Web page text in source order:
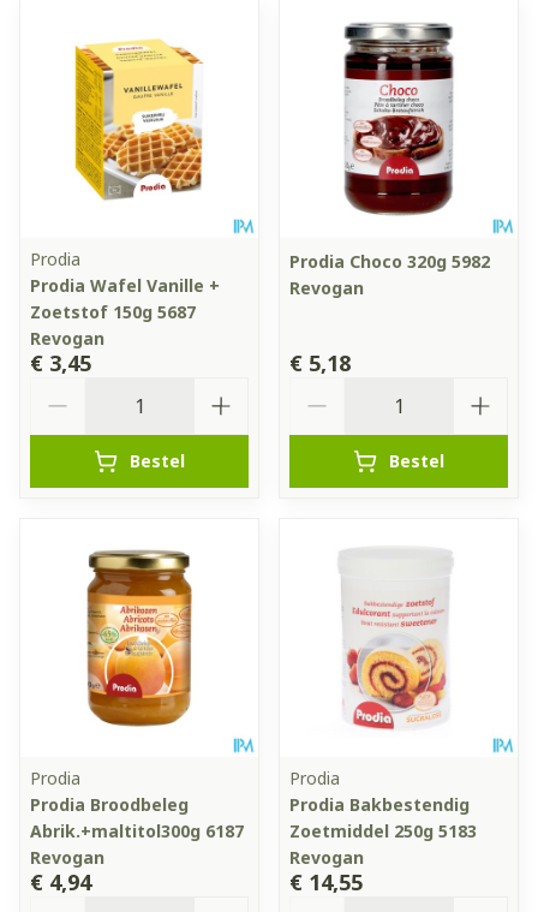
Prodia
Prodia Wafel Vanille +
Zoetstof 150g 5687
Revogan
€ 3,45
Bestel
Prodia Choco 320g 5982
Revogan
€ 5,18
Bestel
Prodia
Prodia Broodbeleg
Abrik.+maltitol300g 6187
Revogan
€ 4,94
Prodia
Prodia Bakbestendig
Zoetmiddel 250g 5183
Revogan
€ 14,55